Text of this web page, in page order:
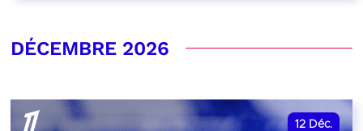
DÉCEMBRE 2026
12 Déc.